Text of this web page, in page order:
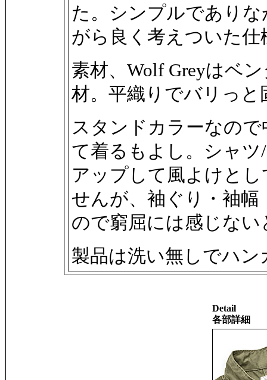
た。シンプルであり
がら良く考えついた仕
素材、Wolf Greyはベ
材。平織りでバリっと
スタンドカラーなの
て着るもよし。シャ
アップして風よけと
せんが、袖ぐり・袖
ので窮屈には感じない
製品は洗い無しでハン
Detail
各部詳細